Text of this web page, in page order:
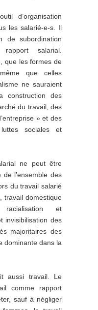
d’organisation
les salarié-e-s. Il
subordination
salarial.
que les formes de
que celles
ne sauraient
construction des
du travail, des
» et des
sociales et
ne peut être
de l’ensemble des
du travail salarié
travail domestique
et
invisibilisation des
majoritaires des
dominante dans la
aussi travail. Le
comme rapport
sauf à négliger